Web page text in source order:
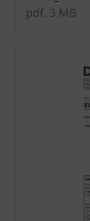
pdf, 3 MB